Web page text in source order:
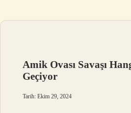
Amik Ovası Savaşı
Geçiyor
Tarih: Ekim 29, 2024